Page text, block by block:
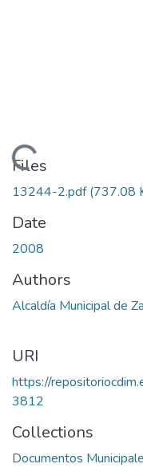
Loading...
Files
13244-2.pdf(737.08
Date
2008
Authors
Alcaldía Municipal de
URI
https://
3812
Collections
Documentos